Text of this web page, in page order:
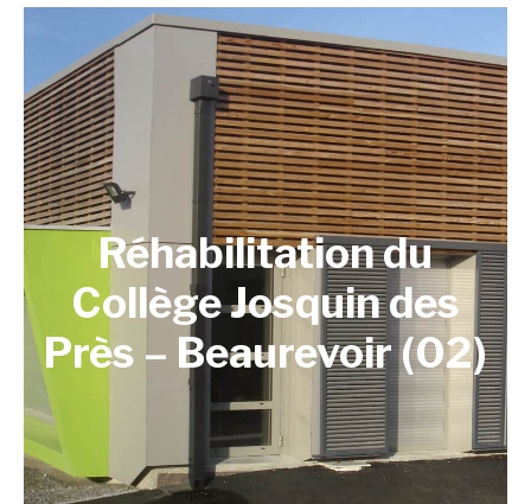
Réhabilitation du
Collège Josquin des
Près – Beaurevoir (02)